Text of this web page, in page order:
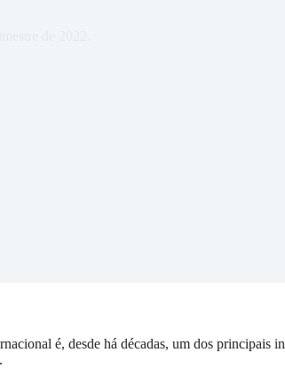
é, desde há décadas, um dos principais